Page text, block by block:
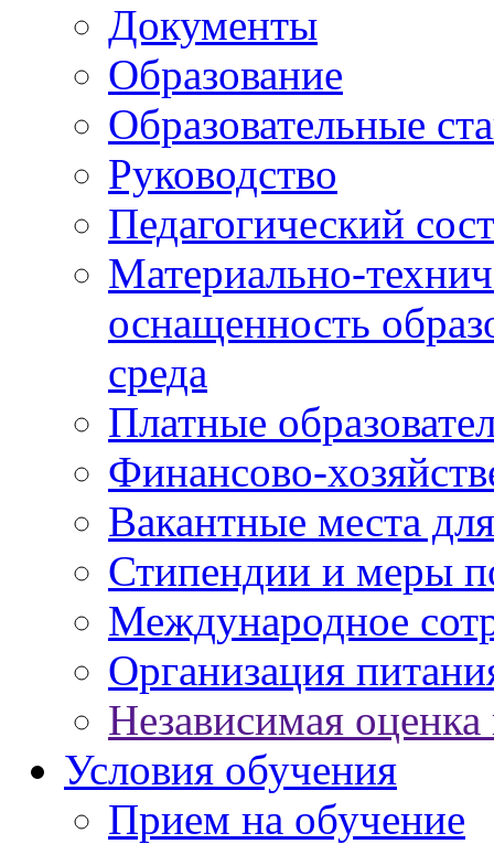
Документы
Образование
Образовательные
Руководство
Педагогический
Материально-
оснащенность
среда
Платные
Финансово-
Вакантные места
Стипендии и меры
Международное
Организация
Независимая оценка
Условия обучения
Прием на обучение